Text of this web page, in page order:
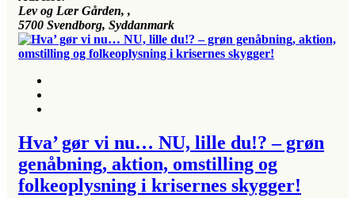
Lev og Lær Gården, ,
5700 Svendborg, Syddanmark
Hva’ gør vi nu… NU, lille du!? ­­– grøn
genåbning, aktion, omstilling og
folkeoplysning i krisernes skygger!